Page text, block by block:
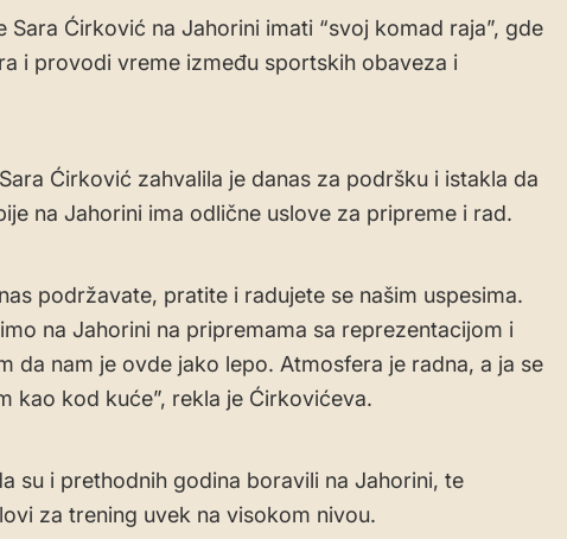
Sara Ćirković na Jahorini imati “svoj komad raja”, gde
i provodi vreme između sportskih obaveza i
Ćirković zahvalila je danas za podršku i istakla da
na Jahorini ima odlične uslove za pripreme i rad.
podržavate, pratite i radujete se našim uspesima.
na Jahorini na pripremama sa reprezentacijom i
da nam je ovde jako lepo. Atmosfera je radna, a ja se
kao kod kuće”, rekla je Ćirkovićeva.
su i prethodnih godina boravili na Jahorini, te
za trening uvek na visokom nivou.